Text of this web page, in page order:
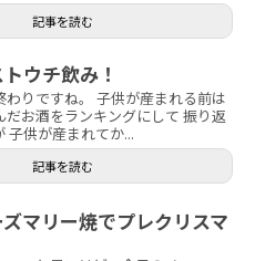
記事を読む
ウチ飲み！
わりですね。 子供が産まれる前は
だお酒をランキングにして 振り返
子供が産まれてか...
記事を読む
マリー焼でプレクリスマ